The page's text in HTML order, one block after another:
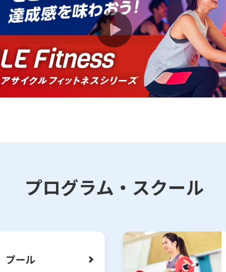
プログラム・スクール
プール
For foreigners
Central Sports official website is
automatically translated into
English. Click the link below (start
automatic translation) to return to